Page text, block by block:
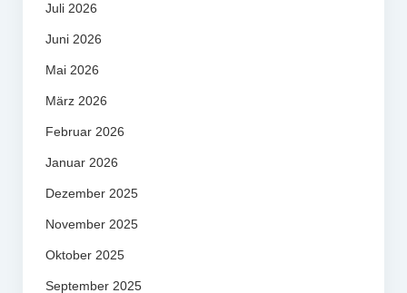
Juli 2026
Juni 2026
Mai 2026
März 2026
Februar 2026
Januar 2026
Dezember 2025
November 2025
Oktober 2025
September 2025